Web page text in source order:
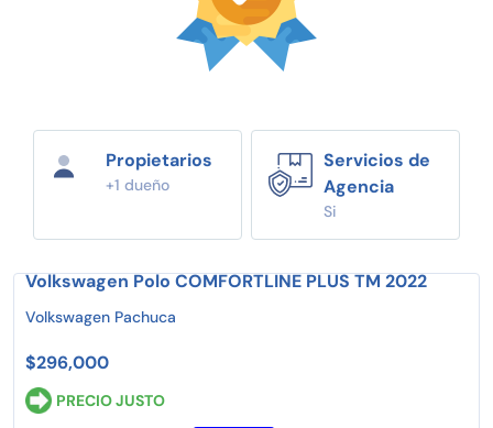
Propietarios
+1 dueño
Servicios de
Agencia
Si
Volkswagen Polo COMFORTLINE PLUS TM 2022
Volkswagen Pachuca
$296,000
PRECIO JUSTO